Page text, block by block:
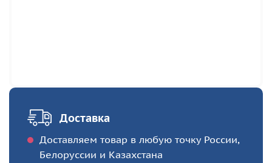
Доставка
Доставляем товар в любую точку России,
Белоруссии и Казахстана